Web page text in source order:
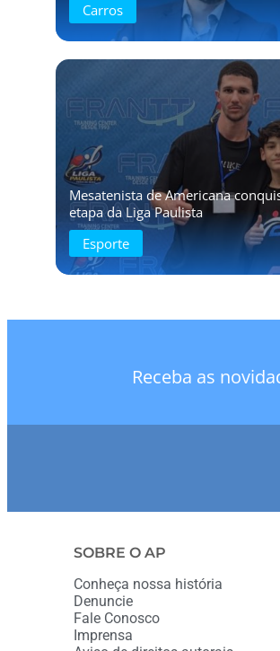
Carros
Mesatenista de Americana
etapa da Liga Paulista
Esporte
Receba as
SOBRE O AP
Conheça nossa história
Denuncie
Fale Conosco
Imprensa